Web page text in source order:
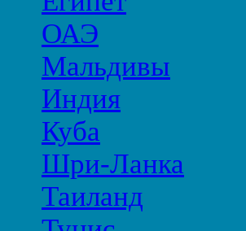
ОАЭ
Мальдивы
Индия
Куба
Шри-Ланка
Таиланд